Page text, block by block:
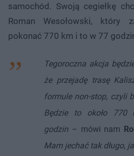
samochód. Swoją cegiełkę
Roman Wesołowski, który
pokonać 770 km i to w 77
Tegoroczna akcja
że przejadę trasę
formule non-stop, czyli
Będzie to około 770
godzin – mówi nam
Mam jechać tak długo,